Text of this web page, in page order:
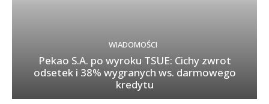
WIADOMOŚCI
Pekao S.A. po wyroku TSUE: Cichy zwrot
odsetek i 38% wygranych ws. darmowego
kredytu